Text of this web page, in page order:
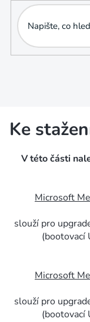
obsah
Ke
V této části
Microsoft
slouží pro
(bootovací
Microsoft
slouží pro
(bootovací